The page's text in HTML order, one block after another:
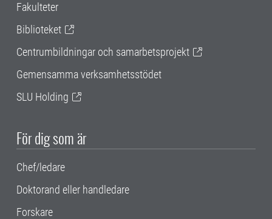
Fakulteter
Biblioteket
Centrumbildningar och samarbetsprojekt
Gemensamma verksamhetsstödet
SLU Holding
För dig som är
Chef/ledare
Doktorand eller handledare
Forskare